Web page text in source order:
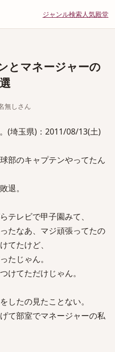
ジャンル検索人気殿堂
とマネージャーの
無しさん
(埼玉県)：2011/08/13(土)
部のキャプテンやってたん
退。
テレビで甲子園みて、
たなあ、マジ頑張ってたの
てたけど、
たじゃん。
けてただけじゃん。
したの見たことない。
て部室でマネージャーの私